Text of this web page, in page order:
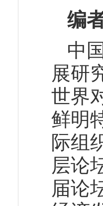
编
中
展研
世界
鲜明
际组
层论
届论